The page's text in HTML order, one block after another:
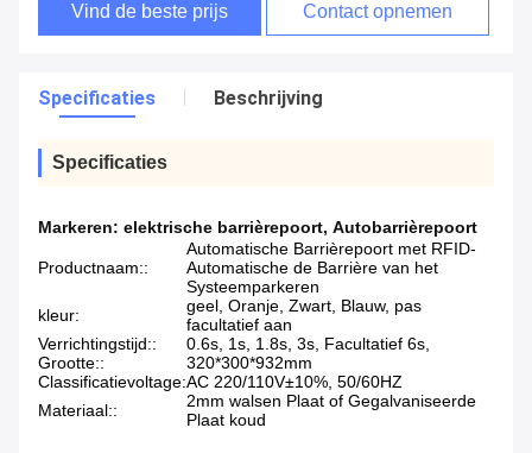
Vind de beste prijs Contact opnemen
Specificaties Beschrijving
Specificaties
Markeren: elektrische barrièrepoort, Autobarrièrepoort
Productnaam::
Automatische Barrièrepoort met RFID-
Automatische de Barrière van het
Systeemparkeren
kleur:
geel, Oranje, Zwart, Blauw, pas
facultatief aan
Verrichtingstijd::
0.6s, 1s, 1.8s, 3s, Facultatief 6s,
Grootte::
320*300*932mm
Classificatievoltage:AC 220/110V±10%, 50/60HZ
Materiaal::
2mm walsen Plaat of Gegalvaniseerde
Plaat koud